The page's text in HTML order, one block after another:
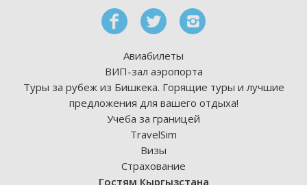
Авиабилеты
ВИП-зал аэропорта
Туры за рубеж из Бишкека. Горящие туры и лучшие
предложения для вашего отдыха!
Учеба за границей
TravelSim
Визы
Страхование
Гостям Кыргызстана